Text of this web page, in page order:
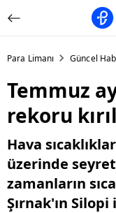
Para Limanı Güncel
Temmuz
rekoru
Hava
üzerinde
zamanların
Şırnak'ın Silopi